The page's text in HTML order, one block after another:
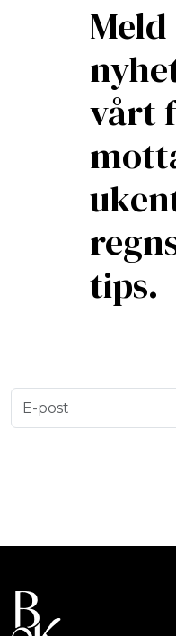
vårt
tips.